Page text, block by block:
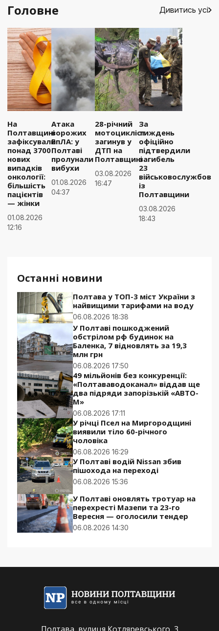
Останні новини
Полтава у ТОП-3 міст України з
найвищими тарифами на воду
06.08.2026 18:38
У Полтаві пошкоджений
обстрілом рф будинок на
Баленка, 7 відновлять за 19,3
млн грн
06.08.2026 17:50
49 мільйонів без конкуренції:
«Полтававодоканал» віддав ще
два підряди запорізькій «АВТО-
М»
06.08.2026 17:11
У річці Псел на Миргородщині
виявили тіло 60-річного
чоловіка
06.08.2026 16:29
У Полтаві водій Nissan збив
пішохода на переході
06.08.2026 15:36
У Полтаві оновлять тротуар на
перехресті Мазепи та 23-го
Вересня — оголосили тендер
06.08.2026 14:30
Головне Дивитись усі
На
Полтавщині
зафіксували
понад 3700
нових
випадків
онкології:
більшість
пацієнтів
— жінки
01.08.2026
12:16
Атака
ворожих
БпЛА: у
Полтаві
пролунали
вибухи
01.08.2026
04:37
28-річний
мотоцикліст
загинув у
ДТП на
Полтавщині
03.08.2026
16:47
За
тиждень
офіційно
підтвердили
загибель
23
із
Полтавщини
03.08.2026
18:43